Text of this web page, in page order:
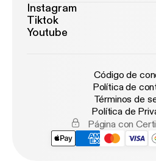
Instagram
Tiktok
Youtube
Código de
Política de
Términos de
Política de
Página con